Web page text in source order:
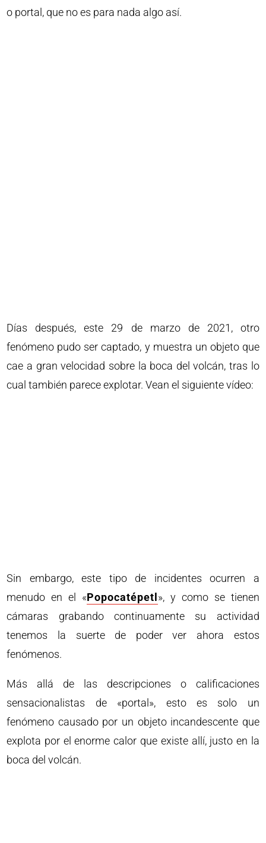
o portal, que no es para nada algo así.
Días después, este 29 de marzo de 2021, otro
fenómeno pudo ser captado, y muestra un objeto que
cae a gran velocidad sobre la boca del volcán, tras lo
cual también parece explotar. Vean el siguiente vídeo:
Sin embargo, este tipo de incidentes ocurren a
menudo en el «Popocatépetl », y como se tienen
cámaras grabando continuamente su actividad
tenemos la suerte de poder ver ahora estos
fenómenos.
Más allá de las descripciones o calificaciones
sensacionalistas de «portal», esto es solo un
fenómeno causado por un objeto incandescente que
explota por el enorme calor que existe allí, justo en la
boca del volcán.